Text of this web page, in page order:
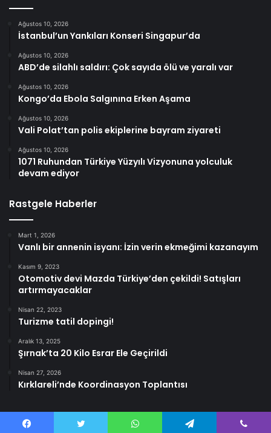
Ağustos 10, 2026
İstanbul’un Yankıları Konseri Singapur’da
Ağustos 10, 2026
ABD’de silahlı saldırı: Çok sayıda ölü ve yaralı var
Ağustos 10, 2026
Kongo’da Ebola Salgınına Erken Aşama
Ağustos 10, 2026
Vali Polat’tan polis ekiplerine bayram ziyareti
Ağustos 10, 2026
1071 Ruhundan Türkiye Yüzyılı Vizyonuna yolculuk
devam ediyor
Rastgele Haberler
Mart 1, 2026
Vanlı bir annenin isyanı: İzin verin ekmeğimi kazanayım
Kasım 9, 2023
Otomotiv devi Mazda Türkiye’den çekildi! Satışları
artırmayacaklar
Nisan 22, 2023
Turizme tatil dopingi!
Aralık 13, 2025
Şırnak’ta 20 Kilo Esrar Ele Geçirildi
Nisan 27, 2026
Kırklareli’nde Koordinasyon Toplantısı